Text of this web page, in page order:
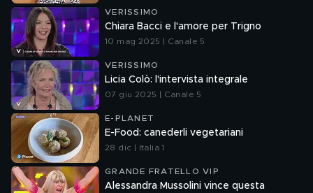
VERISSIMO
Chiara Bacci e l'amore per Trigno
10 mag 2025 | Canale 5
VERISSIMO
Licia Colò: l'intervista integrale
07 giu 2025 | Canale 5
E-PLANET
E-Food: canederli vegetariani
28 dic | Italia 1
GRANDE FRATELLO VIP
Alessandra Mussolini vince questa